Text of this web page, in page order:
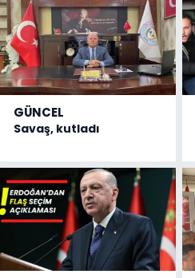
GÜNCEL
Savaş, kutladı